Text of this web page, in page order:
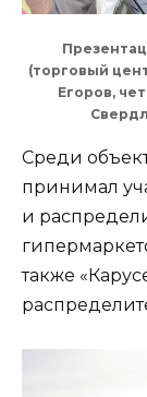
(торговый
Егоров,
Среди
принимал
и
также